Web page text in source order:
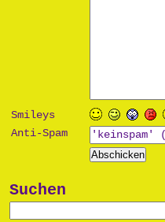
Smileys
Anti-Spam
Suchen